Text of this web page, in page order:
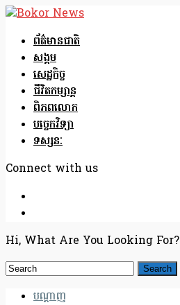
ព័ត៌មានជាតិ
សង្គម
សេដ្ឋកិច្ច
ជីវិតកម្សាន្ត
ពិភពលោក
បច្ចេកវិទ្យា
ទស្សនៈ
Connect with us
Hi, What Are You Looking For?
បណ្តាញ